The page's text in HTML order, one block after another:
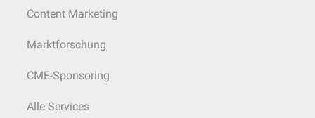
Content Marketing
Marktforschung
CME-Sponsoring
Alle Services